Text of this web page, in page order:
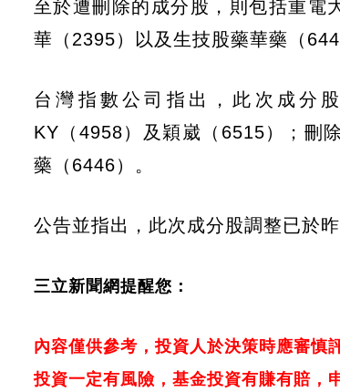
至於遭刪除的成分股，則包括重電
華（2395）以及生技股藥華藥（
台灣指數公司指出，此次成分
KY（4958）及穎崴（6515）；刪
藥（6446）。
公告並指出，此次成分股調整已於
三立新聞網提醒您：
內容僅供參考，投資人於決策時應審慎
投資一定有風險，基金投資有賺有賠，